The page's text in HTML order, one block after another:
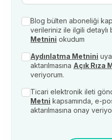
Blog bülten aboneliği
verileriniz ile ilgili detaylı
Metnini okudum
Aydınlatma Metnini
aktarılmasına Açık Rıza
veriyorum.
Ticari elektronik ileti
Metni kapsamında, e-
aktarılmasına onay